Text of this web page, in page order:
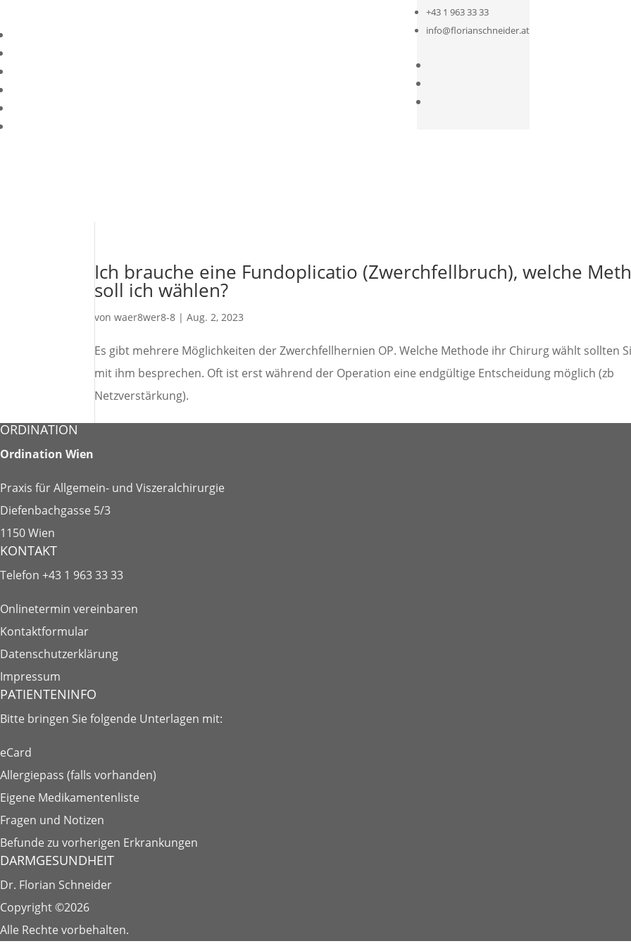
+43 1 963 33 33
info@florianschneider.at
Ich brauche eine Fundoplicatio (Zwerchfellbruch), welche
soll ich wählen?
vonwaer8wer8-8 |Aug. 2, 2023
Es gibt mehrere Möglichkeiten der Zwerchfellhernien OP. Welche Methode ihr Chirurg wählt sollten
mit ihm besprechen. Oft ist erst während der Operation eine endgültige Entscheidung möglich (zb
Netzverstärkung).
ORDINATION
Ordination Wien
Praxis für Allgemein- und Viszeralchirurgie
Diefenbachgasse 5/3
1150 Wien
KONTAKT
Telefon +43 1 963 33 33
Onlinetermin vereinbaren
Kontaktformular
Datenschutzerklärung
Impressum
PATIENTENINFO
Bitte bringen Sie folgende Unterlagen mit:
eCard
Allergiepass (falls vorhanden)
Eigene Medikamentenliste
Fragen und Notizen
Befunde zu vorherigen Erkrankungen
DARMGESUNDHEIT
Dr. Florian Schneider
Copyright ©2026
Alle Rechte vorbehalten.